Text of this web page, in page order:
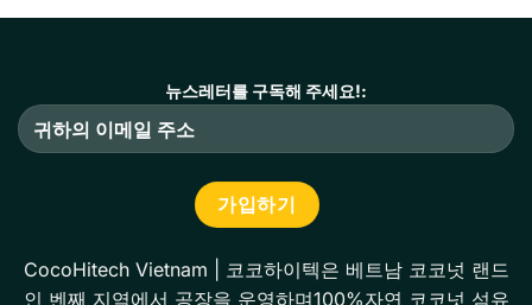
뉴스레터를 구독해 주세요!:
CocoHitech Vietnam | 코코하이텍은 베트남 코코넛 랜드
인 벤째 지역에서 공장을 운영하며100%자연 코코넛 섬유